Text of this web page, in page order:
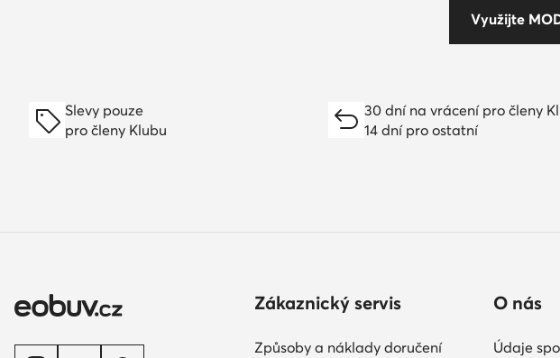
Využijte
Slevy pouze
pro členy Klubu
30 dní na vrácení pro členy
14 dní pro ostatní
Zákaznický servis
Způsoby a náklady doručení
O nás
Údaje